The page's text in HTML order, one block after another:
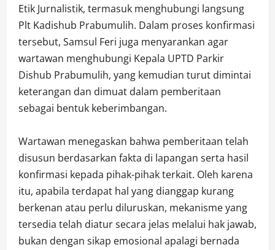
Etik Jurnalistik, termasuk menghubungi langsung
Plt Kadishub Prabumulih. Dalam proses konfirmasi
tersebut, Samsul Feri juga menyarankan agar
wartawan menghubungi Kepala UPTD Parkir
Dishub Prabumulih, yang kemudian turut dimintai
keterangan dan dimuat dalam pemberitaan
sebagai bentuk keberimbangan.
Wartawan menegaskan bahwa pemberitaan telah
disusun berdasarkan fakta di lapangan serta hasil
konfirmasi kepada pihak-pihak terkait. Oleh karena
itu, apabila terdapat hal yang dianggap kurang
berkenan atau perlu diluruskan, mekanisme yang
tersedia telah diatur secara jelas melalui hak jawab,
bukan dengan sikap emosional apalagi bernada